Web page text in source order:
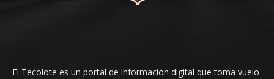
El Tecolote es un portal de información digital que toma vuelo